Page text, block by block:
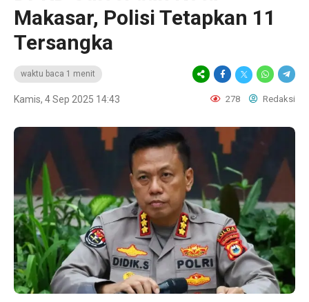
Makasar, Polisi Tetapkan 11
Tersangka
waktu baca 1 menit
Kamis, 4 Sep 2025 14:43 278 Redaksi